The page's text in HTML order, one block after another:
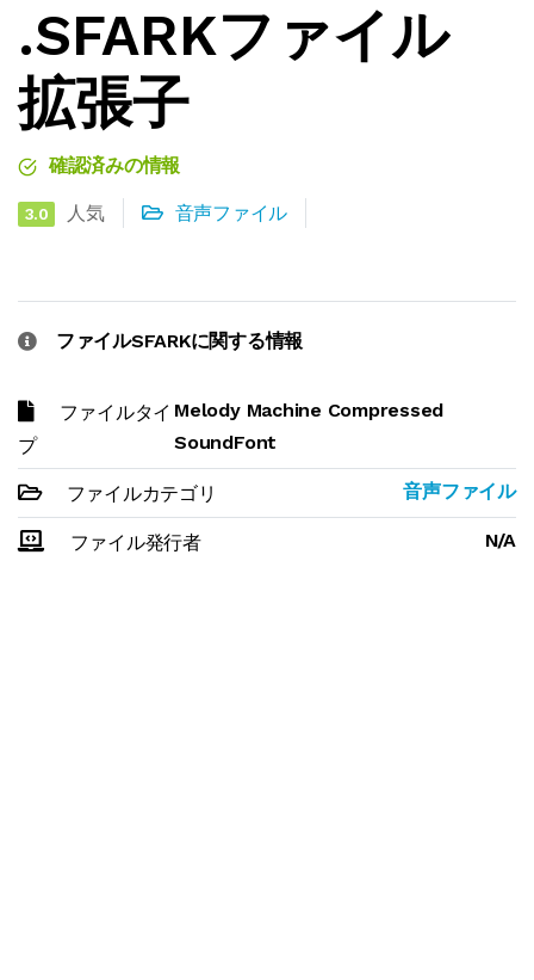
.SFARKファイル
拡張子
確認済みの情報
3.0 人気 音声ファイル
ファイルSFARKに関する情報
ファイルタイ
プ
Melody Machine Compressed
SoundFont
ファイルカテゴリ 音声ファイル
ファイル発行者 N/A